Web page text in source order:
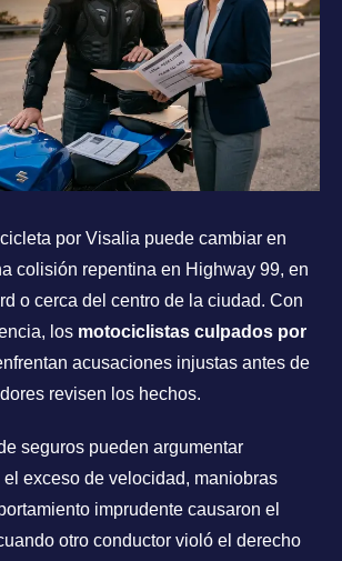
por Visalia puede cambiar en
colisión repentina en Highway 99, en
o cerca del centro de la ciudad. Con
los motociclistas culpados por
acusaciones injustas antes de
revisen los hechos.
seguros pueden argumentar
exceso de velocidad, maniobras
imprudente causaron el
otro conductor violó el derecho